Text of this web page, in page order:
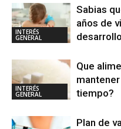
INTERÉS
GENERAL
Sabias
años de
INTERÉS
GENERAL
Que
tiempo?
Plan de